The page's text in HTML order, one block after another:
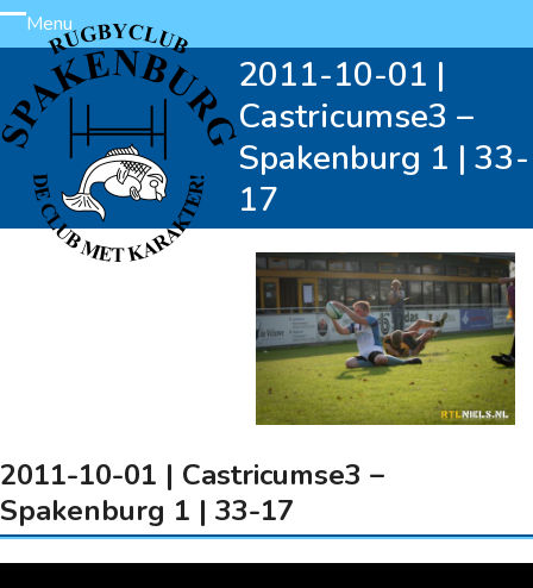
Skip
to
content
Menu
Open
mobile
menu
Close
mobile
menu
2011-10-01 |
Castricumse3 –
Spakenburg 1 | 33-
17
2011-10-01 | Castricumse3 –
Spakenburg 1 | 33-17